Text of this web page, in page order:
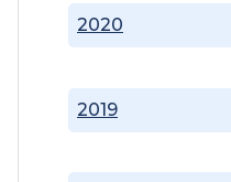
2019
2020